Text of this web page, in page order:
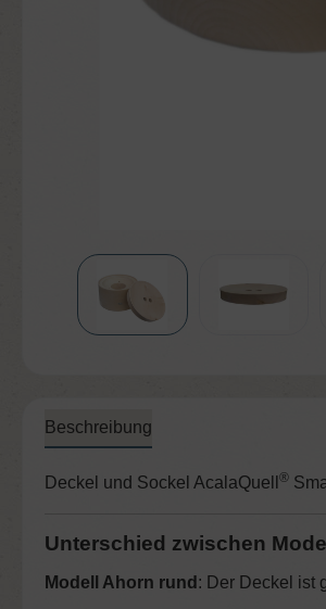
Beschreibung
Deckel und Sockel AcalaQuell ®
Unterschied zwischen
Modell Ahorn rund : Der Deckel ist